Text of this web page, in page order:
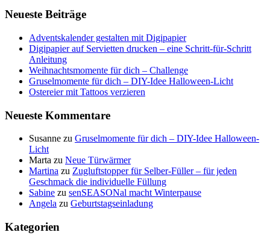
Neueste Beiträge
Adventskalender gestalten mit Digipapier
Digipapier auf Servietten drucken – eine Schritt-für-Schritt
Anleitung
Weihnachtsmomente für dich – Challenge
Gruselmomente für dich – DIY-Idee Halloween-Licht
Ostereier mit Tattoos verzieren
Neueste Kommentare
Susanne zu Gruselmomente für dich – DIY-Idee Halloween-
Licht
Marta zu Neue Türwärmer
Martina zu Zugluftstopper für Selber-Füller – für jeden
Geschmack die individuelle Füllung
Sabine zu senSEASONal macht Winterpause
Angela zu Geburtstagseinladung
Kategorien